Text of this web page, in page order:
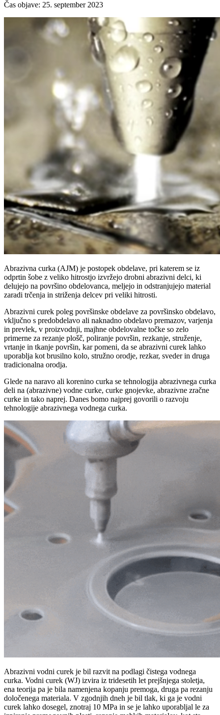
Čas objave: 25. september 2023
Abrazivna curka (AJM) je postopek obdelave, pri katerem se iz
odprtin šobe z veliko hitrostjo izvržejo drobni abrazivni delci, ki
delujejo na površino obdelovanca, meljejo in odstranjujejo material
zaradi trčenja in striženja delcev pri veliki hitrosti.
Abrazivni curek poleg površinske obdelave za površinsko obdelavo,
vključno s predobdelavo ali naknadno obdelavo premazov, varjenja
in prevlek, v proizvodnji, majhne obdelovalne točke so zelo
primerne za rezanje plošč, poliranje površin, rezkanje, struženje,
vrtanje in tkanje površin, kar pomeni, da se abrazivni curek lahko
uporablja kot brusilno kolo, stružno orodje, rezkar, sveder in druga
tradicionalna orodja.
Glede na naravo ali korenino curka se tehnologija abrazivnega curka
deli na (abrazivne) vodne curke, curke gnojevke, abrazivne zračne
curke in tako naprej. Danes bomo najprej govorili o razvoju
tehnologije abrazivnega vodnega curka.
Abrazivni vodni curek je bil razvit na podlagi čistega vodnega
curka. Vodni curek (WJ) izvira iz tridesetih let prejšnjega stoletja,
ena teorija pa je bila namenjena kopanju premoga, druga pa rezanju
določenega materiala. V zgodnjih dneh je bil tlak, ki ga je vodni
curek lahko dosegel, znotraj 10 MPa in se je lahko uporabljal le za